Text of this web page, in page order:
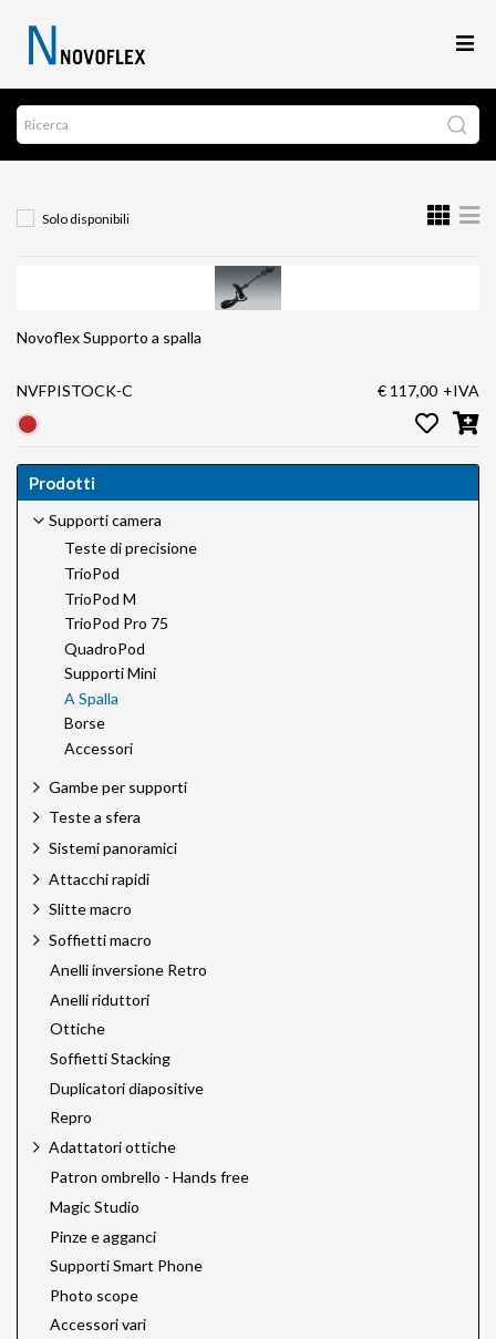
Solo disponibili
Novoflex Supporto a spalla
NVFPISTOCK-C € 117,00 +IVA
Prodotti
Supporti camera
Teste di precisione
TrioPod
TrioPod M
TrioPod Pro 75
QuadroPod
Supporti Mini
A Spalla
Borse
Accessori
Gambe per supporti
Teste a sfera
Sistemi panoramici
Attacchi rapidi
Slitte macro
Soffietti macro
Anelli inversione Retro
Anelli riduttori
Ottiche
Soffietti Stacking
Duplicatori diapositive
Repro
Adattatori ottiche
Patron ombrello - Hands free
Magic Studio
Pinze e agganci
Supporti Smart Phone
Photo scope
Accessori vari